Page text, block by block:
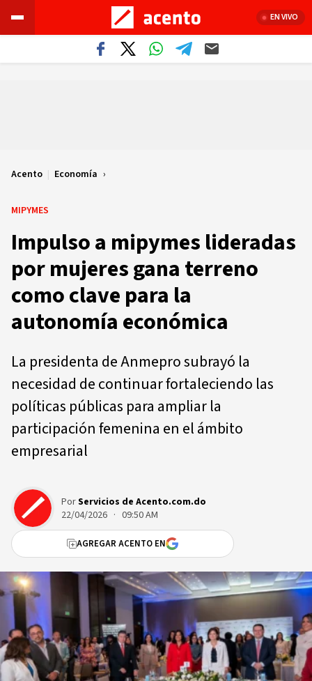
EN VIVO
Acento | Economía
MIPYMES
Impulso a mipymes lideradas
por mujeres gana terreno
como clave para la
autonomía económica
La presidenta de Anmepro subrayó la
necesidad de continuar fortaleciendo las
políticas públicas para ampliar la
participación femenina en el ámbito
empresarial
PorServicios de Acento.com.do
22/04/2026 · 09:50 AM
AGREGAR ACENTO EN